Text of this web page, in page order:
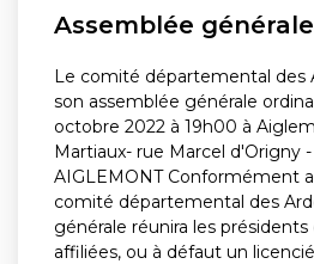
Assemblée
Le comité départemental des
son assemblée générale
octobre 2022 à 19h00 à
Martiaux- rue Marcel d'Origny
AIGLEMONT Conformément
comité départemental des
générale réunira les présidents
affiliées, ou à défaut un